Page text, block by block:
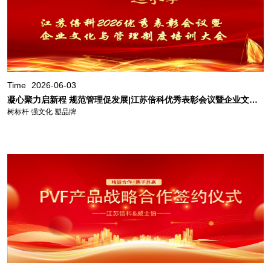
Time
2026-06-03
凝心聚力启新程 规范管理促发展|江苏倍科优秀表彰会议暨企业文化与管理制度培训大会圆满召开
树标杆 强文化 塑品牌